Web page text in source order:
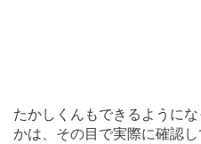
たかしくんもできるように
かは、その目で実際に確認し